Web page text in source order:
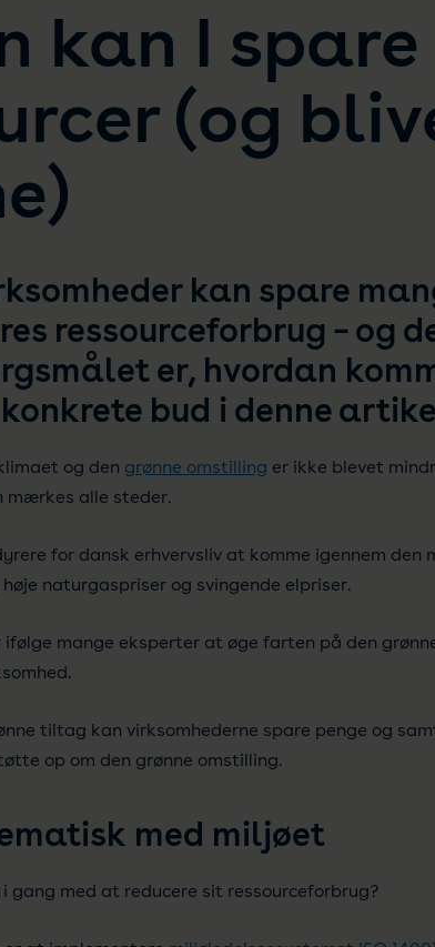
kan I spare
(og
kan spare
ressourceforbrug – og
er, hvordan
bud i denne
og den grønne omstilling er ikke blevet
mærkes alle steder.
for dansk erhvervsliv at komme igennem den
naturgaspriser og svingende elpriser.
ifølge mange eksperter at øge farten på den
tiltag kan virksomhederne spare penge og
op om den grønne omstilling.
med miljøet
gang med at reducere sit ressourceforbrug?